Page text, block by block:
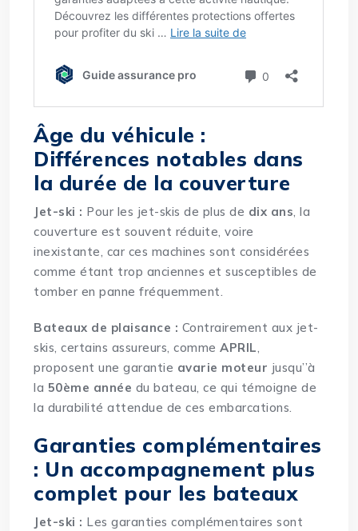
Âge du véhicule :
Différences notables dans
la durée de la couverture
Jet-ski : Pour les jet-skis de plus de dix ans, la
couverture est souvent réduite, voire
inexistante, car ces machines sont considérées
comme étant trop anciennes et susceptibles de
tomber en panne fréquemment.
Bateaux de plaisance : Contrairement aux jet-
skis, certains assureurs, commeAPRIL,
proposent une garantie avarie moteur jusqu’’à
la 50ème année du bateau, ce qui témoigne de
la durabilité attendue de ces embarcations.
Garanties complémentaires
: Un accompagnement plus
complet pour les bateaux
Jet-ski : Les garanties complémentaires sont